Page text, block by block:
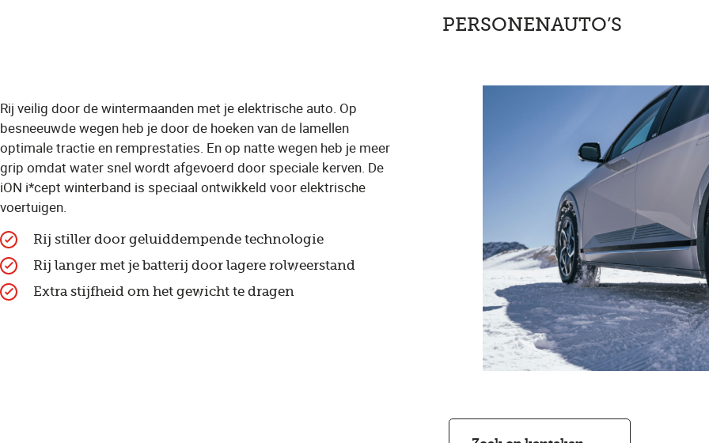
PERSONENAUTO’S
Rij veilig door de wintermaanden met je elektrische auto. Op
besneeuwde wegen heb je door de hoeken van de lamellen
optimale tractie en remprestaties. En op natte wegen heb je meer
grip omdat water snel wordt afgevoerd door speciale kerven. De
iON i*cept winterband is speciaal ontwikkeld voor elektrische
voertuigen.
Rij stiller door geluiddempende technologie
Rij langer met je batterij door lagere rolweerstand
Extra stijfheid om het gewicht te dragen